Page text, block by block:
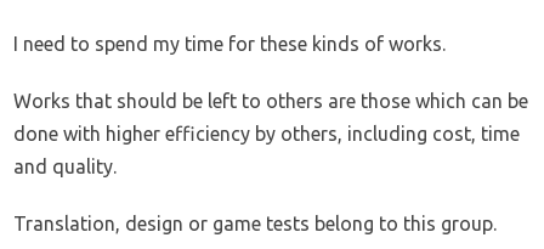
I need to spend my time for these kinds of works.
Works that should be left to others are those which can be
done with higher efficiency by others, including cost, time
and quality.
Translation, design or game tests belong to this group.